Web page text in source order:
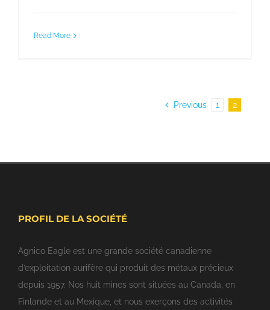
Read More
Previous 1 2
PROFIL DE LA SOCIÉTÉ
Agnico Eagle est une grande société canadienne
d’exploitation aurifère qui produit des métaux précieux
depuis 1957. Nos huit mines sont situées au Canada, en
Finlande et au Mexique, et nous exerçons des activités